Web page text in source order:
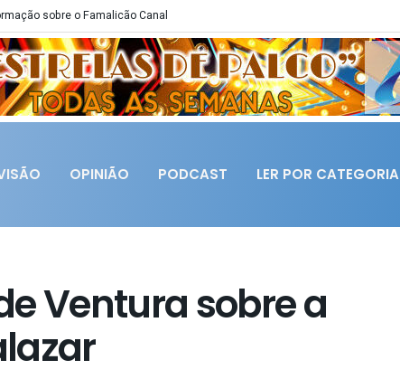
sobre o Famalicão Canal
OPINIÃO PODCAST LER POR CATEGORIA
Ventura sobre a